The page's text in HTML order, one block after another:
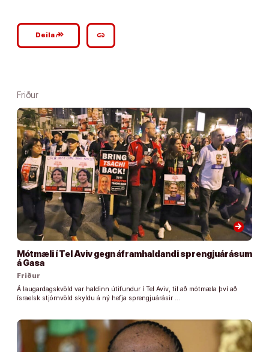
Deilagoogle_plus_reshare link
Friður
arrow_forward
Mótmæli í Tel Aviv gegn áframhaldandi sprengjuárásum
á Gasa
Friður
Á laugardagskvöld var haldinn útifundur í Tel Aviv, til að mótmæla því að
ísraelsk stjórnvöld skyldu á ný hefja sprengjuárásir …